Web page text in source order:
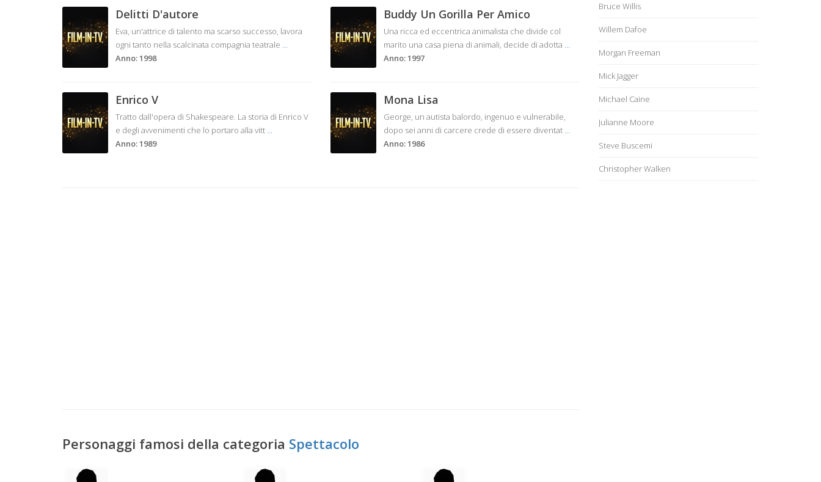
Delitti D'autore
Eva, un'attrice di talento ma scarso successo, lavora
ogni tanto nella scalcinata compagnia teatrale ...
Anno: 1998
Buddy Un Gorilla Per Amico
Una ricca ed eccentrica animalista che divide col
marito una casa piena di animali, decide di adotta ...
Anno: 1997
Enrico V
Tratto dall'opera di Shakespeare. La storia di Enrico V
e degli avvenimenti che lo portaro alla vitt ...
Anno: 1989
Mona Lisa
George, un autista balordo, ingenuo e vulnerabile,
dopo sei anni di carcere crede di essere diventat ...
Anno: 1986
Personaggi famosi della categoria Spettacolo
Bruce Willis
Willem Dafoe
Morgan Freeman
Mick Jagger
Michael Caine
Julianne Moore
Steve Buscemi
Christopher Walken